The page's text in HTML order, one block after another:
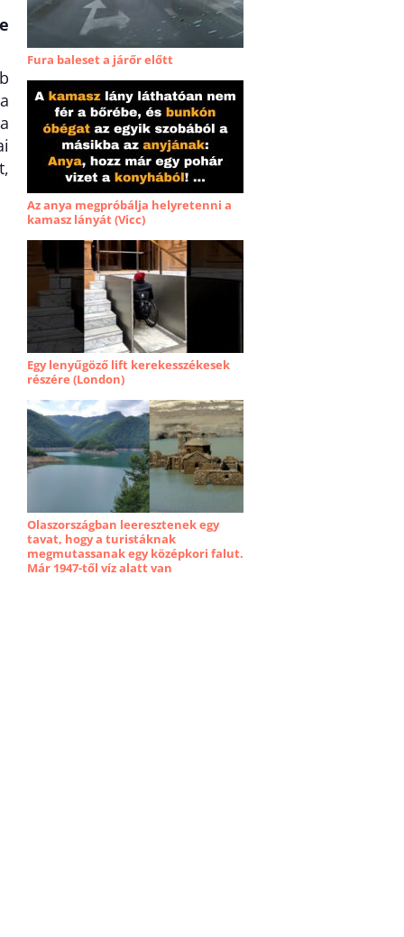
Fura baleset a járőr előtt
Az anya megpróbálja helyretenni a
kamasz lányát (Vicc)
Egy lenyűgöző lift kerekesszékesek
részére (London)
Olaszországban leeresztenek egy
tavat, hogy a turistáknak
megmutassanak egy középkori falut.
Már 1947-től víz alatt van